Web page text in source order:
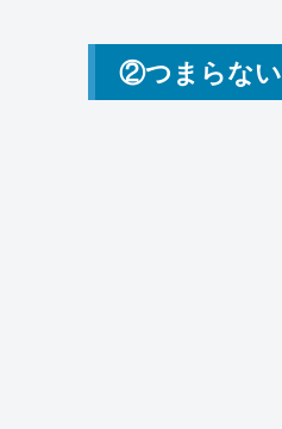
②つまらない